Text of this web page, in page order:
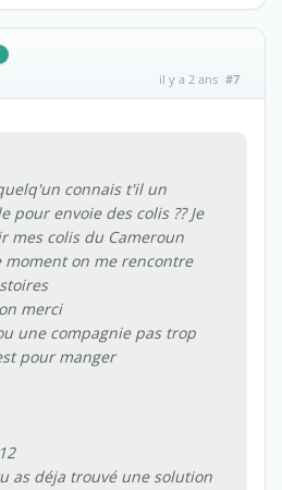
il y a 2 ans #7
connais t'il un
pour envoie des colis ?? Je
mes colis du Cameroun
moment on me rencontre
merci
une compagnie pas trop
pour manger
as déja trouvé une solution